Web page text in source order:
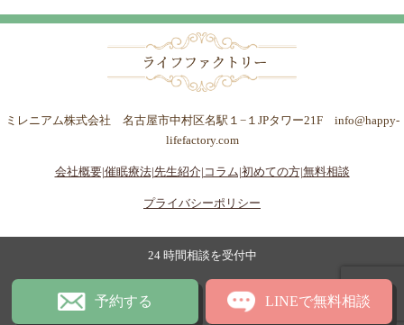
ミレニアム株式会社 名古屋市中村区名駅１−１JPタワー21F info@happy-
lifefactory.com
会社概要|催眠療法|先生紹介| コラム|初めての方|無料相談
プライバシーポリシー
24 時間相談を受付中
予約する LINEで無料相談